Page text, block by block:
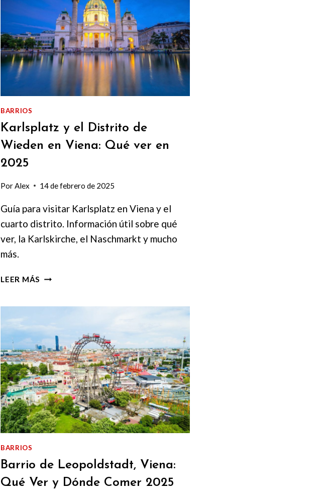
BARRIOS
Karlsplatz y el Distrito de
Wieden en Viena: Qué ver en
2025
PorAlex 14 de febrero de 2025
Guía para visitar Karlsplatz en Viena y el
cuarto distrito. Información útil sobre qué
ver, la Karlskirche, el Naschmarkt y mucho
más.
LEER MÁS KARLSPLATZ
WIEDEN
EN
VIENA:
QUÉ
VER
EN
2025
BARRIOS
Barrio de Leopoldstadt, Viena:
Qué Ver y Dónde Comer 2025